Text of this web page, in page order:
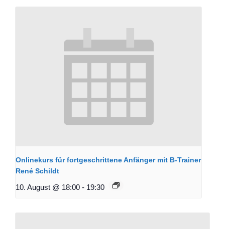
Onlinekurs für fortgeschrittene Anfänger mit B-Trainer
René Schildt
10. August @ 18:00 - 19:30